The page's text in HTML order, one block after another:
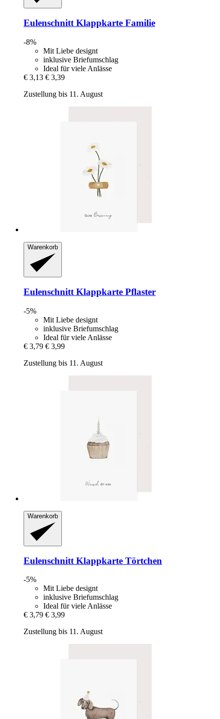
Eulenschnitt Klappkarte Familie
-8%
Mit Liebe designt
inklusive Briefumschlag
Ideal für viele Anlässe
€ 3,13 € 3,39
Zustellung bis 11. August
Warenkorb
Eulenschnitt Klappkarte Pflaster
-5%
Mit Liebe designt
inklusive Briefumschlag
Ideal für viele Anlässe
€ 3,79 € 3,99
Zustellung bis 11. August
Warenkorb
Eulenschnitt Klappkarte Törtchen
-5%
Mit Liebe designt
inklusive Briefumschlag
Ideal für viele Anlässe
€ 3,79 € 3,99
Zustellung bis 11. August